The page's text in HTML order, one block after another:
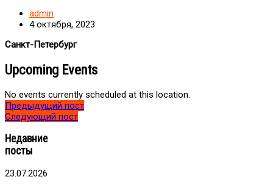
admin
4 октября, 2023
Санкт-Петербург
Upcoming Events
No events currently scheduled at this location.
Предыдущий пост
Следующий пост
Недавние
посты
23.07.2026